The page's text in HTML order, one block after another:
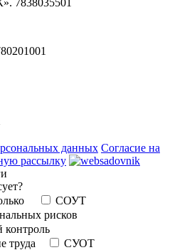
данных Согласие на
рассылку
СОУТ
рисков
контроль
труда
СУОТ